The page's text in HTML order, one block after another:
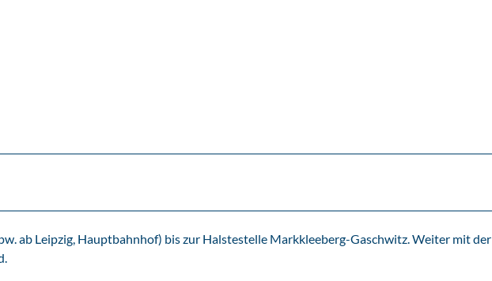
ab Leipzig, Hauptbahnhof) bis zur Halstestelle Markkleeberg-Gaschwitz. Weiter mit der